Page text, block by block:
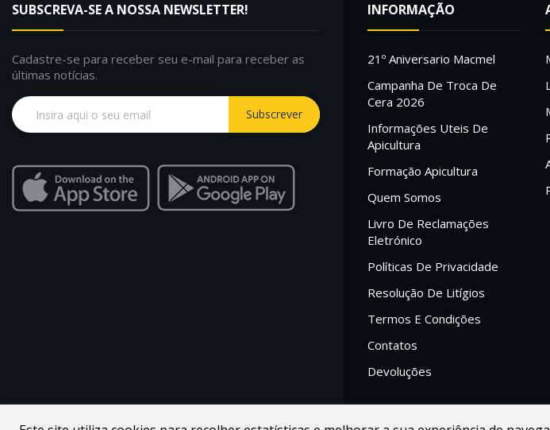
SUBSCREVA-SE A NOSSA NEWSLETTER!
Cadastre-se para receber seu e-mail para receber as
últimas notícias.
Subscrever
INFORMAÇÃO
21º Aniversario Macmel
Campanha De Troca De
Cera 2026
Informações Uteis De
Apicultura
Formação Apicultura
Quem Somos
Livro De Reclamações
Eletrónico
Políticas De Privacidade
Resolução De Litígios
Termos E Condições
Contatos
Devoluções